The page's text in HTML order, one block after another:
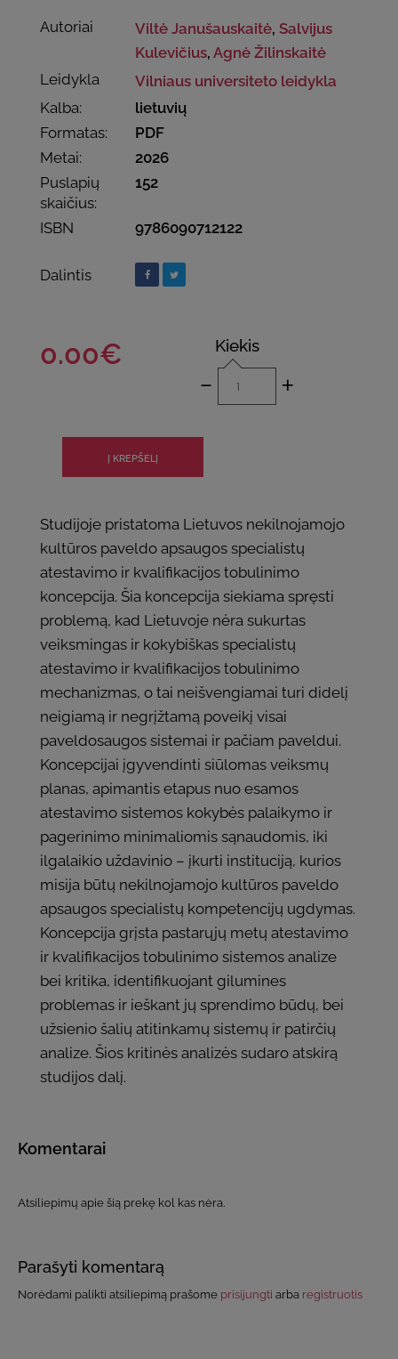
Autoriai Viltė Janušauskaitė,Salvijus
Kulevičius,Agnė Žilinskaitė
Leidykla
Vilniaus universiteto leidykla
Kalba:
lietuvių
Formatas:
PDF
Metai:
2026
Puslapių
skaičius:
152
ISBN 9786090712122
Dalintis
0.00€ Kiekis
- +
Studijoje pristatoma Lietuvos nekilnojamojo
kultūros paveldo apsaugos specialistų
atestavimo ir kvalifikacijos tobulinimo
koncepcija. Šia koncepcija siekiama spręsti
problemą, kad Lietuvoje nėra sukurtas
veiksmingas ir kokybiškas specialistų
atestavimo ir kvalifikacijos tobulinimo
mechanizmas, o tai neišvengiamai turi didelį
neigiamą ir negrįžtamą poveikį visai
paveldosaugos sistemai ir pačiam paveldui.
Koncepcijai įgyvendinti siūlomas veiksmų
planas, apimantis etapus nuo esamos
atestavimo sistemos kokybės palaikymo ir
pagerinimo minimaliomis sąnaudomis, iki
ilgalaikio uždavinio – įkurti instituciją, kurios
misija būtų nekilnojamojo kultūros paveldo
apsaugos specialistų kompetencijų ugdymas.
Koncepcija grįsta pastarųjų metų atestavimo
ir kvalifikacijos tobulinimo sistemos analize
bei kritika, identifikuojant gilumines
problemas ir ieškant jų sprendimo būdų, bei
užsienio šalių atitinkamų sistemų ir patirčių
analize. Šios kritinės analizės sudaro atskirą
studijos dalį.
Komentarai
Atsiliepimų apie šią prekę kol kas nėra.
Parašyti komentarą
Norėdami palikti atsiliepimą prašome prisijungti arba registruotis